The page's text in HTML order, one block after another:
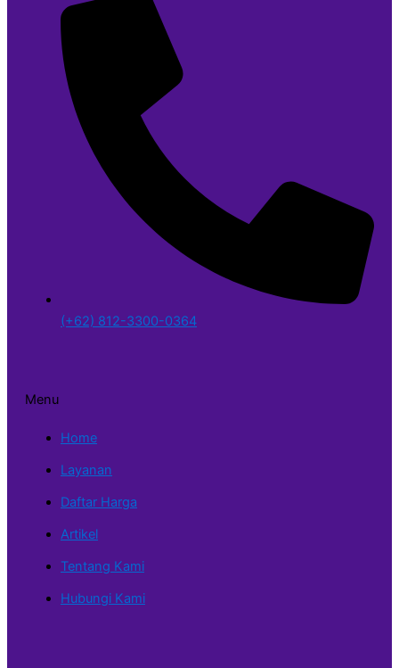
(+62) 812-3300-0364
Menu
Home
Layanan
Daftar Harga
Artikel
Tentang Kami
Hubungi Kami